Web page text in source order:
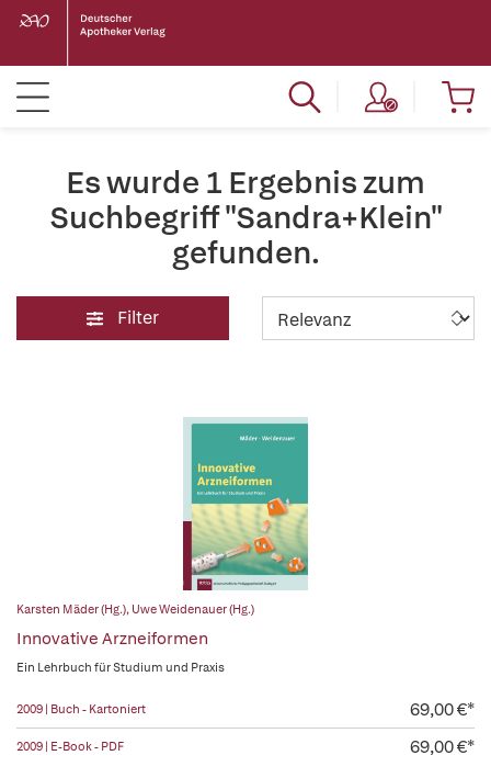
Es wurde 1 Ergebnis zum
Suchbegriff "Sandra+Klein"
gefunden.
Filter
Karsten Mäder (Hg.), Uwe Weidenauer (Hg.)
Innovative Arzneiformen
Ein Lehrbuch für Studium und Praxis
2009 | Buch - Kartoniert 69,00 €*
2009 | E-Book - PDF 69,00 €*